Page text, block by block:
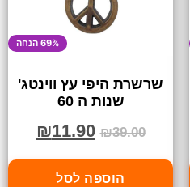
69% הנחה
שרשרת היפי עץ ווינטג'
שנות ה 60
₪39.00
₪11.90
הוספה לסל